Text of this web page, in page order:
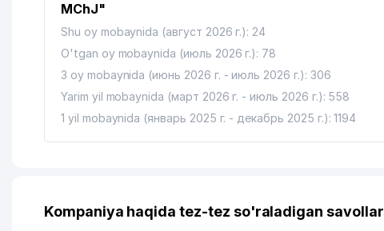
MChJ"
Shu oy mobaynida (август 2026 г.): 24
O'tgan oy mobaynida (июль 2026 г.): 78
3 oy mobaynida (июнь 2026 г. - июль 2026 г.): 306
Yarim yil mobaynida (март 2026 г. - июль 2026 г.): 558
1 yil mobaynida (январь 2025 г. - декабрь 2025 г.): 1194
Kompaniya haqida tez-tez so'raladigan savollar